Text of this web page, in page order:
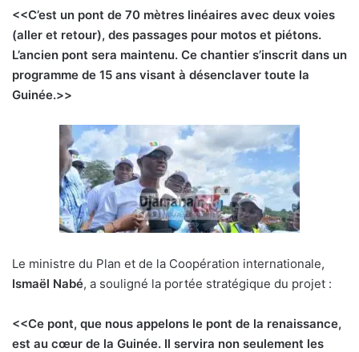
<<C’est un pont de 70 mètres linéaires avec deux voies
(aller et retour), des passages pour motos et piétons.
L’ancien pont sera maintenu. Ce chantier s’inscrit dans un
programme de 15 ans visant à désenclaver toute la
Guinée.>>
Le ministre du Plan et de la Coopération internationale,
Ismaël Nabé, a souligné la portée stratégique du projet :
<<Ce pont, que nous appelons le pont de la renaissance,
est au cœur de la Guinée. Il servira non seulement les